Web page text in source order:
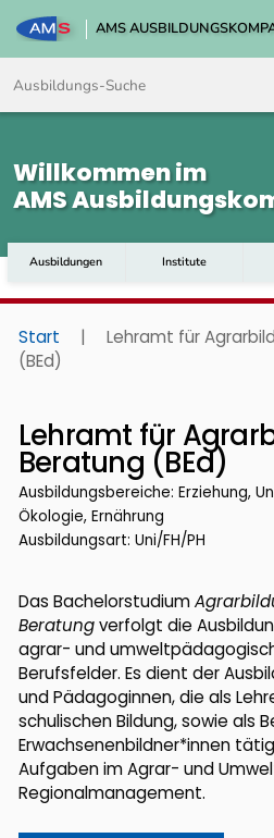
AMS
Willkommen im
AMS
Ausbildungen Institute
Start |
Lehramt für
(BEd)
Lehramt für
Beratung (BEd)
Ausbildungsbereiche: Erziehung,
Ökologie, Ernährung
Ausbildungsart: Uni/FH/PH
Das Bachelorstudium
Beratungverfolgt die
agrar- und
Berufsfelder. Es dient der
und Pädagoginnen, die als
schulischen Bildung, sowie als
Erwachsenenbildner*innen
Aufgaben im Agrar- und
Regionalmanagement.